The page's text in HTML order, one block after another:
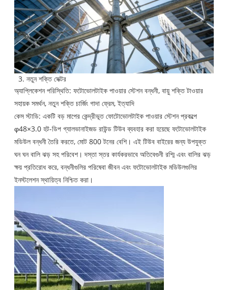
3. নতুন শক্তি সেক্টর
অ্যাপ্লিকেশন পরিস্থিতি: ফটোভোলটাইক পাওয়ার স্টেশন বন্ধনী, বায়ু শক্তি টাওয়ার
সহায়ক সমর্থন, নতুন শক্তি চার্জিং গাদা ফ্রেম, ইত্যাদি
কেস স্টাডি: একটি বড় মাপের কেন্দ্রীভূত ফোটোভোলটাইক পাওয়ার স্টেশন প্রকল্পে
φ48×3.0 হট-ডিপ গ্যালভানাইজড রাউন্ড টিউব ব্যবহার করা হয়েছে ফটোভোলটাইক
মডিউল বন্ধনী তৈরি করতে, মোট 800 টনের বেশি। এই টিউব বাইরের জন্য উপযুক্ত
ঘন ঘন বালি ঝড় সহ পরিবেশ। দস্তা স্তর কার্যকরভাবে অতিবেগুনী রশ্মি এবং বালির ঝড়
ক্ষয় প্রতিরোধ করে, বন্ধনীগুলির পরিষেবা জীবন এবং ফটোভোলটাইক মডিউলগুলির
ইনস্টলেশন স্থায়িত্ব নিশ্চিত করা।